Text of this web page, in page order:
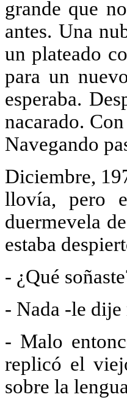
grande que
antes. Una
un plateado
para un
esperaba.
nacarado.
Navegando
Diciembre,
llovía, pero
duermevela
estaba
- ¿Qué
- Nada -le dije
- Malo
replicó el
sobre la